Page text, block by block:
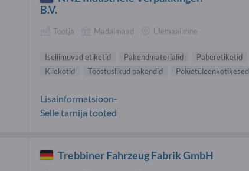
B.V.
Tootja Madalmaad Ülemaailmne
Iseliimuvad etiketid Pakendmaterjalid Paberetiketid
Kilekotid
Tööstuslikud pakendid Polüetüleenkotikesed
Lisainformatsioon-
Selle tarnija tooted
Trebbiner Fahrzeug Fabrik GmbH